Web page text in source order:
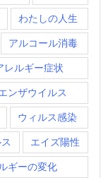
わたしの人生
アルコール消毒
レルギー症状
ンザウイルス
ウィルス感染
エイズ陽性
ギーの変化